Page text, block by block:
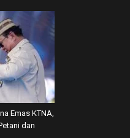
Emas KTNA,
dan